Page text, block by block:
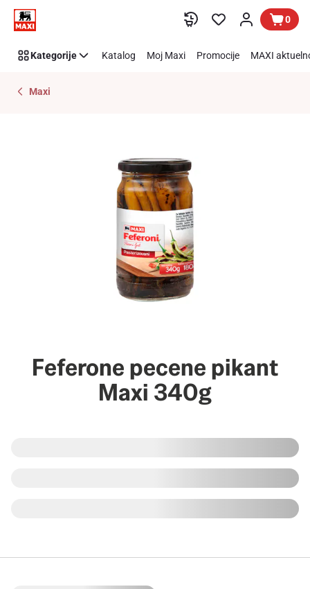
Preskoči link 0
Kategorije Katalog Moj Maxi Promocije MAXI
Maxi
Feferone pecene pikant
Maxi 340g